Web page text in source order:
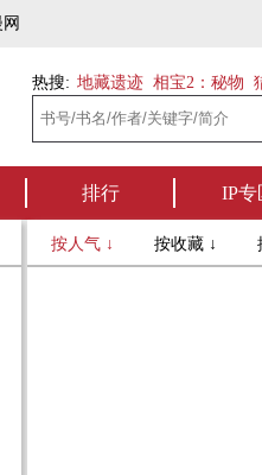
热搜: 地藏遗迹 相宝2：秘物
排行 IP专
按人气 ↓ 按收藏 ↓